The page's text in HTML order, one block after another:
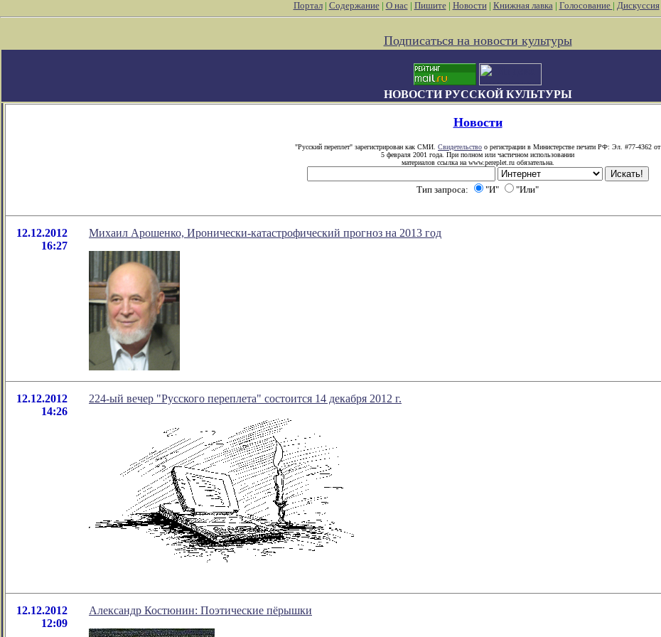
Портал| Содержание| О нас| Пишите| Новости| Книжная лавка| Голосование | Дискуссия
Подписаться на новости культуры
НОВОСТИ РУССКОЙ КУЛЬТУРЫ
Новости
"Русский переплет" зарегистрирован как СМИ. Свидетельство о регистрации в Министерстве печати РФ: Эл. #77-4362 от
5 февраля 2001 года. При полном или частичном использовании
материалов ссылка на www.pereplet.ru обязательна.
Тип запроса: "И" "Или"
12.12.2012
16:27
Михаил Арошенко, Иронически-катастрофический прогноз на 2013 год
12.12.2012
14:26
224-ый вечер "Русского переплета" состоится 14 декабря 2012 г.
12.12.2012
12:09
Александр Костюнин: Поэтические пёрышки